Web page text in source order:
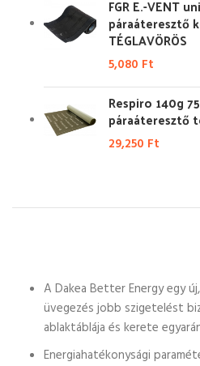
FGR E.-VENT
páraáteresztő
TÉGLAVÖRÖS
5,080 Ft
Respiro 140g
páraáteresztő
29,250 Ft
A Dakea Better Energy egy
üvegezés jobb szigetelést
ablaktáblája és kerete
Energiahatékonysági